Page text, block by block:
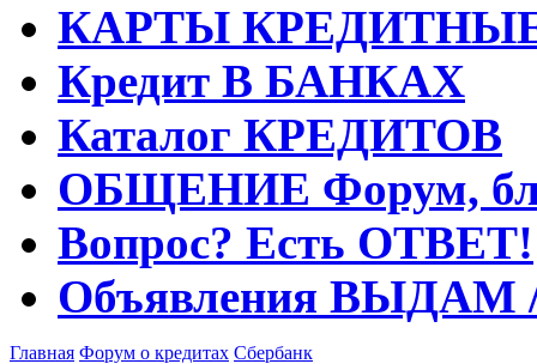
КАРТЫ
Кредит В БАНКАХ
Каталог КРЕДИТОВ
ОБЩЕНИЕ Форум,
Вопрос? Есть ОТВЕТ!
Объявления ВЫДАМ
Главная Форум о кредитах Сбербанк